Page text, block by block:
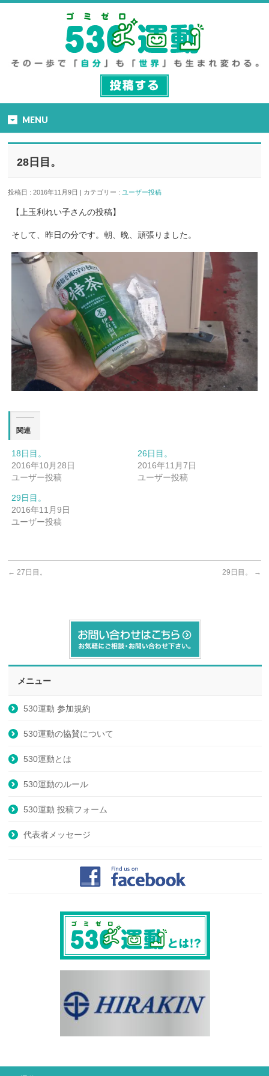
MENU
28日目。
投稿日 : 2016年11月9日 | カテゴリー :ユーザー投稿
【上玉利れい子さんの投稿】
そして、昨日の分です。朝、晩、頑張りました。
関連
18日目。
2016年10月28日
ユーザー投稿
26日目。
2016年11月7日
ユーザー投稿
29日目。
2016年11月9日
ユーザー投稿
← 27日目。 29日目。 →
メニュー
530運動 参加規約
530運動の協賛について
530運動とは
530運動のルール
530運動 投稿フォーム
代表者メッセージ